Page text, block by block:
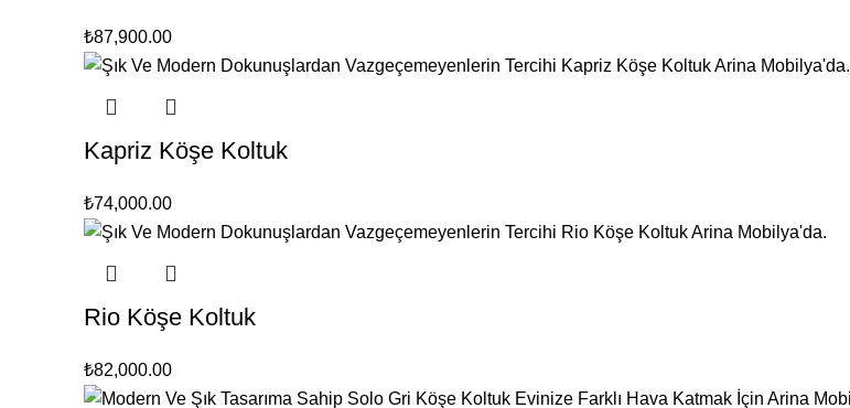
₺87,900.00
Kapriz Köşe Koltuk
₺74,000.00
Rio Köşe Koltuk
₺82,000.00